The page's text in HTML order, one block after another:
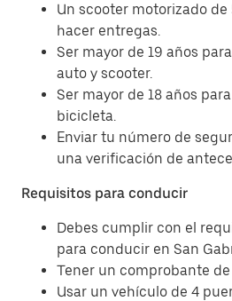
Un scooter motorizado
hacer entregas.
Ser mayor de 19 años
auto y scooter.
Ser mayor de 18 años
bicicleta.
Enviar tu número de
una verificación de
Requisitos para conducir
Debes cumplir con el
para conducir en San
Tener un comprobante
Usar un vehículo de 4